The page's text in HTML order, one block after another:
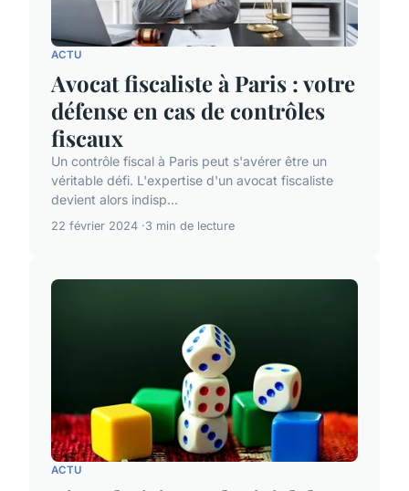
ACTU
Avocat fiscaliste à Paris : votre
défense en cas de contrôles
fiscaux
Un contrôle fiscal à Paris peut s'avérer être un
véritable défi. L'expertise d'un avocat fiscaliste
devient alors indisp...
22 février 2024 3 min de lecture
ACTU